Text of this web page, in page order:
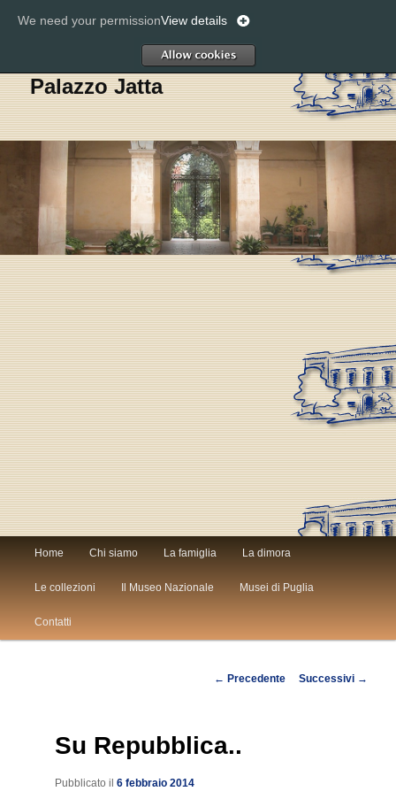
Palazzo Jatta
Vai
contenuto
Vai
contenuto
Home Chi siamo La famiglia La dimora
Le collezioni Il Museo Nazionale Musei di Puglia
Contatti
Navigazione
← Precedente Successivi →
Su Repubblica..
Pubblicato il 6 febbraio 2014
We need your permissionView details